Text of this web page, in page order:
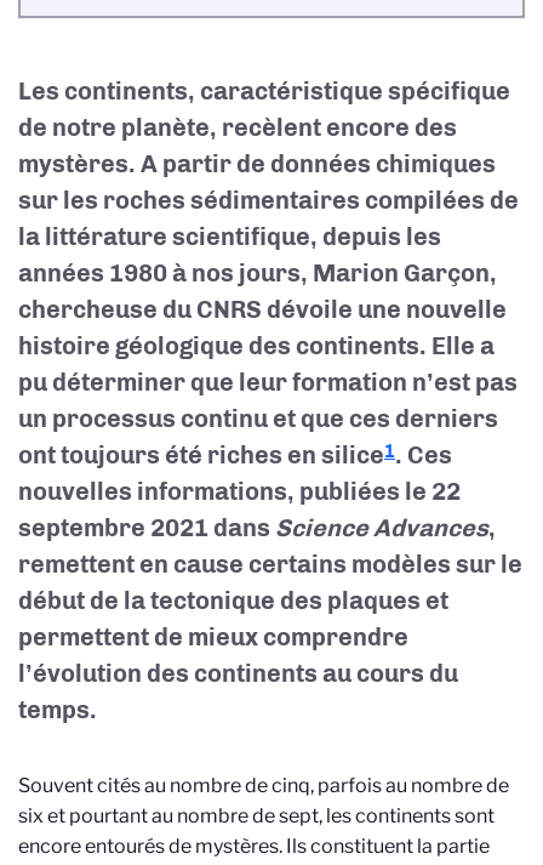
Les continents, caractéristique spécifique
de notre planète, recèlent encore des
mystères. A partir de données chimiques
sur les roches sédimentaires compilées de
la littérature scientifique, depuis les
années 1980 à nos jours, Marion Garçon,
chercheuse du CNRS dévoile une nouvelle
histoire géologique des continents. Elle a
pu déterminer que leur formation n’est pas
un processus continu et que ces derniers
ont toujours été riches en silice1. Ces
nouvelles informations, publiées le 22
septembre 2021 dans Science Advances,
remettent en cause certains modèles sur le
début de la tectonique des plaques et
permettent de mieux comprendre
l’évolution des continents au cours du
temps.
Souvent cités au nombre de cinq, parfois au nombre de
six et pourtant au nombre de sept, les continents sont
encore entourés de mystères. Ils constituent la partie